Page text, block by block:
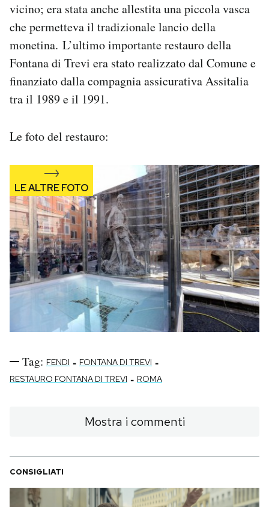
vicino; era stata anche allestita una piccola vasca
che permetteva il tradizionale lancio della
monetina. L’ultimo importante restauro della
Fontana di Trevi era stato realizzato dal Comune e
finanziato dalla compagnia assicurativa Assitalia
tra il 1989 e il 1991.
Le foto del restauro:
Tag: FENDI - FONTANA DI TREVI -
RESTAURO FONTANA DI TREVI - ROMA
Mostra i commenti
CONSIGLIATI